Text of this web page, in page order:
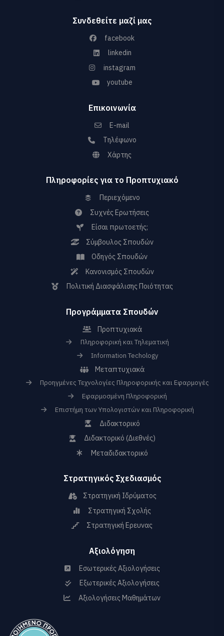
Συνδεθείτε μαζί μας
facebook
linkedin
instagram
youtube
Επικοινωνία
E-mail
Τηλέφωνο
Χάρτης
Πληροφορίες για το Προπτυχιακό
Περιεχόμενο
Συχνές Ερωτήσεις
Είσαι πρωτοετής;
Σύμβουλος Σπουδών
Οδηγός Σπουδών
Κανονισμός Σπουδών
Πολιτική Διασφάλισης Ποιότητας
Προγράμματα Σπουδών
Προπτυχιακά
Πληροφορική και Τηλεματική
Information Techology
Μεταπτυχιακά
Προηγμένες Τεχνολογίες Πληροφορικής και Εφαρμογές
Εφαρμοσμένη Πληροφορική
Επιστήμη των Υπολογιστών και Πληροφορική
Διδακτορικό
Διδακτορικό (Διεθνές)
Μεταδιδακτορικό
Στρατηγικός Σχεδιασμός
Στρατηγική Ιδρύματος
Στρατηγική Σχολής
Στρατηγική Ερευνας
Αξιολόγηση
Εσωτερικές Αξιολογήσεις
Εξωτερικές Αξιολογήσεις
Αξιολογήσεις Μαθημάτων